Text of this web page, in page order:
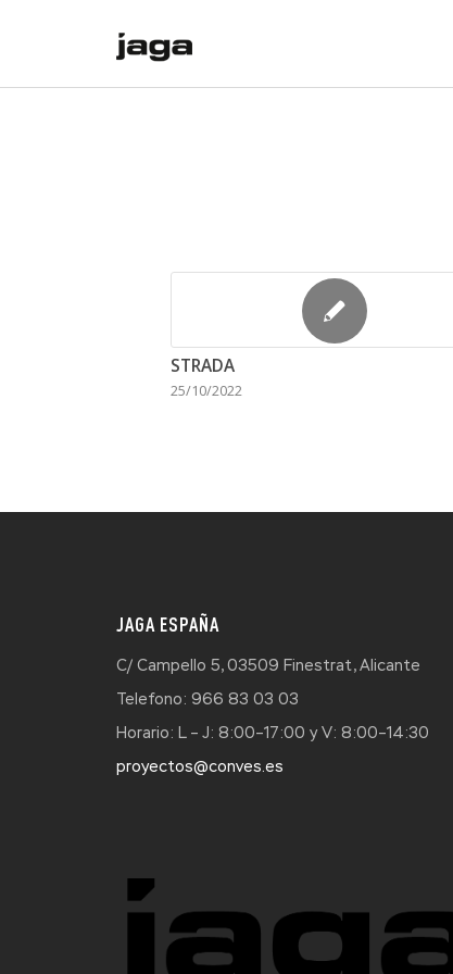
STRADA
25/10/2022
JAGA ESPAÑA
C/ Campello 5, 03509 Finestrat, Alicante
Telefono: 966 83 03 03
Horario: L – J: 8:00–17:00 y V: 8:00–14:30
proyectos@conves.es